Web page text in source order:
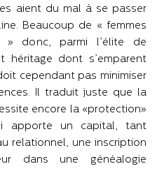
aient du mal à se passer
Beaucoup de « femmes
parmi l’élite de
héritage dont s’emparent
cependant pas minimiser
Il traduit juste que la
encore la «protection»
apporte un capital, tant
relationnel, une inscription
dans une généalogie